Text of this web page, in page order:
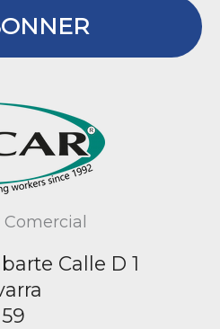
Calle D 1